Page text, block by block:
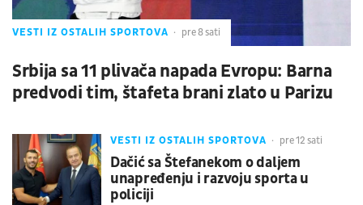
VESTI IZ OSTALIH SPORTOVA pre 8 sati
Srbija sa 11 plivača napada Evropu: Barna
predvodi tim, štafeta brani zlato u Parizu
VESTI IZ OSTALIH SPORTOVA pre 12 sati
Dačić sa Štefanekom o daljem
unapređenju i razvoju sporta u
policiji